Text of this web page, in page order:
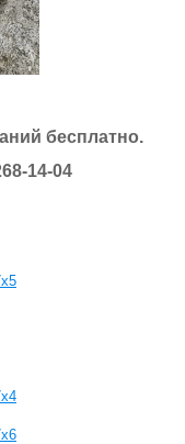
бесплатно.
14-04